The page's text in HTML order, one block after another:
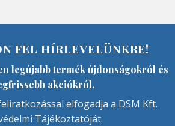
FEL HÍRLEVELÜNKRE!
legújabb termék újdonságokról és
akciókról.
elfogadja a DSM Kft.
Tájékoztatóját.